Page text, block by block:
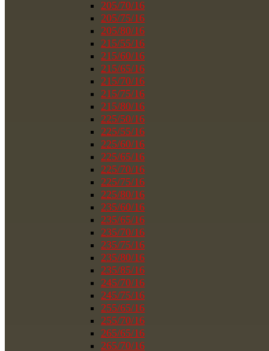
205/70/16
205/75/16
205/80/16
215/55/16
215/60/16
215/65/16
215/70/16
215/75/16
215/80/16
225/50/16
225/55/16
225/60/16
225/65/16
225/70/16
225/75/16
225/80/16
235/60/16
235/65/16
235/70/16
235/75/16
235/80/16
235/85/16
245/70/16
245/75/16
255/65/16
255/70/16
265/65/16
265/70/16